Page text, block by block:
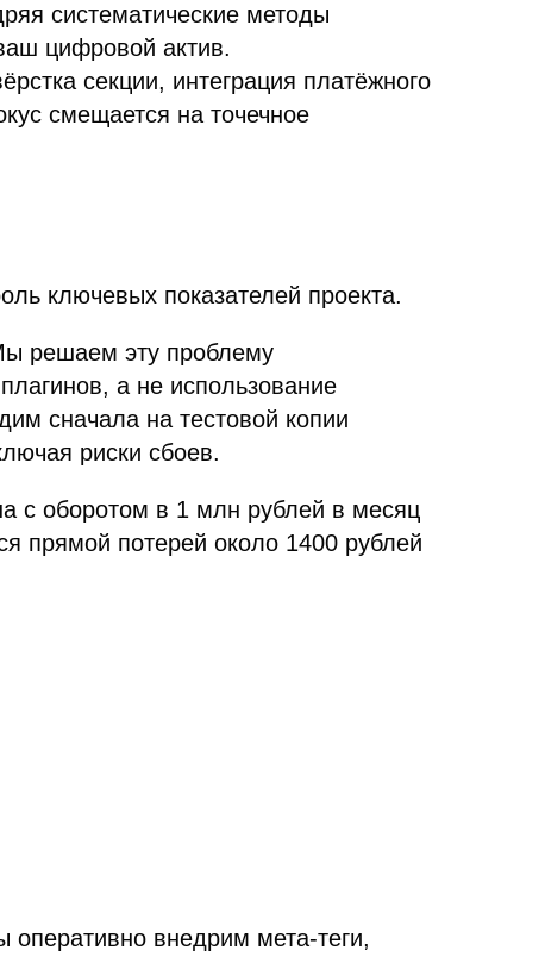
систематические методы
цифровой актив.
секции, интеграция платёжного
смещается на точечное
ключевых показателей проекта.
решаем эту проблему
а не использование
сначала на тестовой копии
риски сбоев.
с оборотом в 1 млн рублей в месяц
прямой потерей около 1400 рублей
внедрим мета-теги,